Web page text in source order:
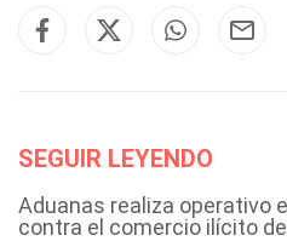
SEGUIR LEYENDO
Aduanas realiza operativo
contra el comercio ilícito